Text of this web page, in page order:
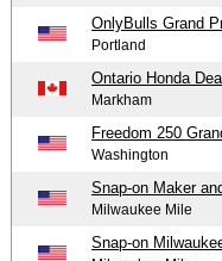
OnlyBulls Grand
Portland
Ontario Honda
Markham
Freedom 250
Washington
Snap-on Maker
Milwaukee Mile
Snap-on